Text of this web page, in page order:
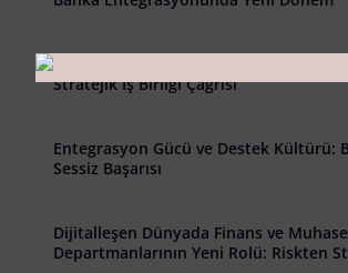
Birlikte Daha Güçlüyüz: Yazılımınıza
Stratejik İş Birliği Çağrısı
Entegrasyon Gücü ve Destek Kültürü:
Sessiz Başarısı
Dijitalleşen Dünyada Finans ve
Departmanlarının Yeni Rolü: Riskten